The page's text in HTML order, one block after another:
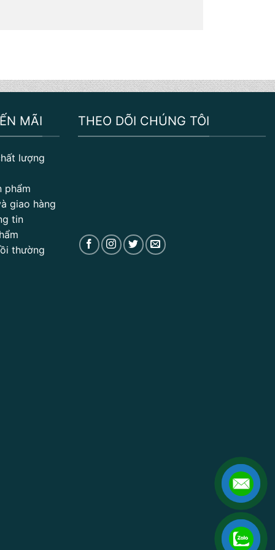
MÃI
lượng
phẩm
giao hàng
tin
thường
THEO DÕI CHÚNG TÔI